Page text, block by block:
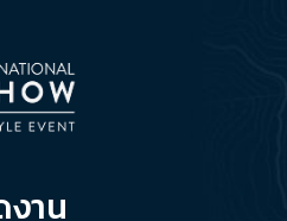
าน